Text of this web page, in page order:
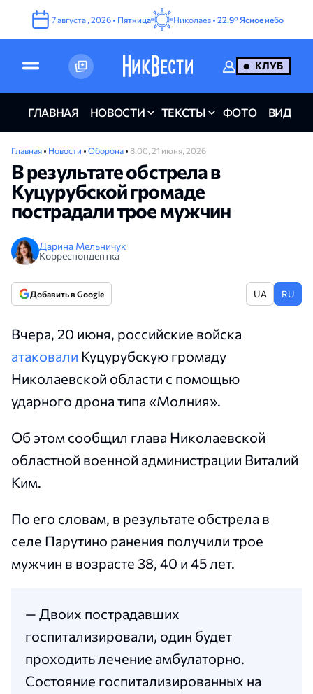
7августа , 2026 • Пятница Николаев • 22.9° Ясное небо
КЛУБ
ГЛАВНАЯ НОВОСТИ ТЕКСТЫ ФОТО ВИДЕО
Главная • Новости • Оборона • 8:00, 21 июня, 2026
В результате обстрела в
Куцурубской громаде
пострадали трое мужчин
Дарина Мельничук
Корреспондентка
Добавить в Google UA RU
Вчера, 20 июня, российские войска
атаковали Куцурубскую громаду
Николаевской области с помощью
ударного дрона типа «Молния».
Об этом сообщил глава Николаевской
областной военной администрации Виталий
Ким.
По его словам, в результате обстрела в
селе Парутино ранения получили трое
мужчин в возрасте 38, 40 и 45 лет.
— Двоих пострадавших
госпитализировали, один будет
проходить лечение амбулаторно.
Состояние госпитализированных на